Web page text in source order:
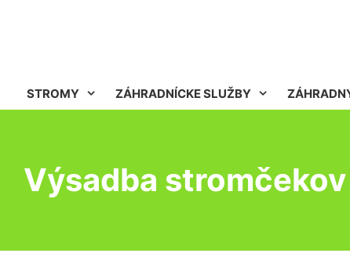
STROMY ZÁHRADNÍCKE SLUŽBY
Výsadba